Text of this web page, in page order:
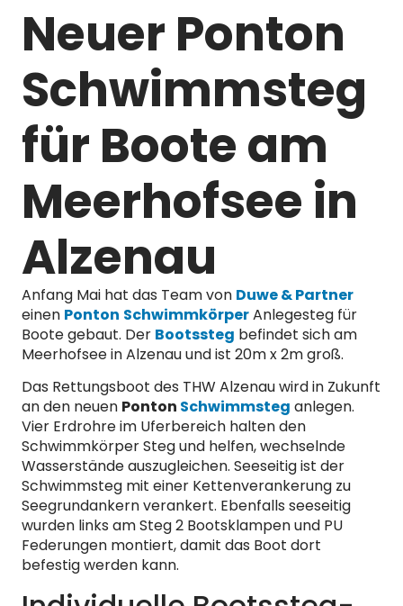
Neuer Ponton
Schwimmsteg
für Boote am
Meerhofsee in
Alzenau
Anfang Mai hat das Team von Duwe & Partner
einen Ponton SchwimmkörperAnlegesteg für
Boote gebaut. Der Bootssteg befindet sich am
Meerhofsee in Alzenau und ist 20m x 2m groß.
Das Rettungsboot des THW Alzenau wird in Zukunft
an den neuen Ponton Schwimmsteg anlegen.
Vier Erdrohre im Uferbereich halten den
Schwimmkörper Steg und helfen, wechselnde
Wasserstände auszugleichen. Seeseitig ist der
Schwimmsteg mit einer Kettenverankerung zu
Seegrundankern verankert. Ebenfalls seeseitig
wurden links am Steg 2 Bootsklampen und PU
Federungen montiert, damit das Boot dort
befestig werden kann.